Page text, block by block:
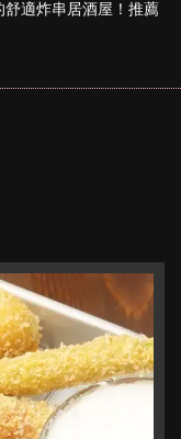
舒適炸串居酒屋！推薦